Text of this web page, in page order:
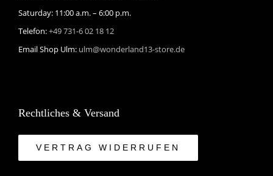
Saturday: 11:00 a.m. – 6:00 p.m.
Telefon:+49 731-6 02 18 12
Email Shop Ulm: ulm@wonderland13-store.de
Rechtliches & Versand
VERTRAG WIDERRUFEN